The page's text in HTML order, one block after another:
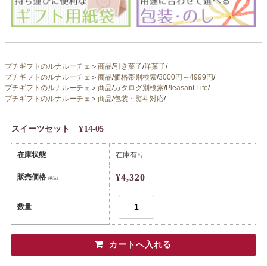
プチギフトのルナルーチェ ＞ 商品/引き菓子/洋菓子/
プチギフトのルナルーチェ ＞ 商品/価格帯別検索/3000円～4999円/
プチギフトのルナルーチェ ＞ 商品/カタログ別検索/Pleasant Life/
プチギフトのルナルーチェ ＞ 商品/包装・熨斗対応/
スイーツセット Y14-05
在庫状態 在庫有り
販売価格（税込） ¥4,320
数量